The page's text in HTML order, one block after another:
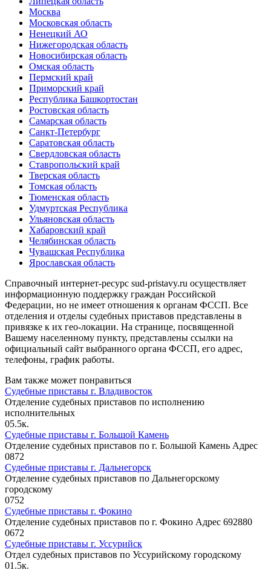
Москва
Московская область
Ненецкий АО
Нижегородская область
Новосибирская область
Омская область
Пермский край
Приморский край
Республика Башкортостан
Ростовская область
Самарская область
Санкт-Петербург
Саратовская область
Свердловская область
Ставропольский край
Тверская область
Томская область
Тюменская область
Удмуртская Республика
Ульяновская область
Хабаровский край
Челябинская область
Чувашская Республика
Ярославская область
Справочный интернет-ресурс sud-pristavy.ru осуществляет
информационную поддержку граждан Российской
Федерации, но не имеет отношения к органам ФССП. Все
отделения и отделы судебных приставов представлены в
привязке к их гео-локации. На странице, посвященной
Вашему населенному пункту, представлены ссылки на
официальный сайт выбранного органа ФССП, его адрес,
телефоны, график работы.
Вам также может понравиться
Судебные приставы г. Владивосток
Отделение судебных приставов по исполнению
исполнительных
05.5к.
Судебные приставы г. Большой Камень
Отделение судебных приставов по г. Большой Камень Адрес
0872
Судебные приставы г. Дальнегорск
Отделение судебных приставов по Дальнегорскому
городскому
0752
Судебные приставы г. Фокино
Отделение судебных приставов по г. Фокино Адрес 692880
0672
Судебные приставы г. Уссурийск
Отдел судебных приставов по Уссурийскому городскому
01.5к.